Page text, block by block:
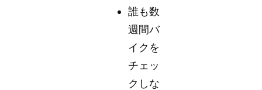
誰も数
週間バ
イクを
チェッ
クしな